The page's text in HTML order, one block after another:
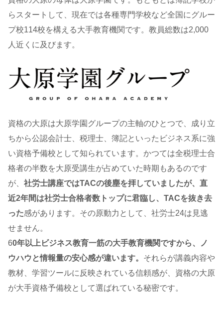
らスタートして、現在では各種専門学校など全国にグルー
プ校114校を構える大手教育機関です。教員総数は2,000
人近くに及びます。
資格の大原は大原学園グループの主軸のひとつで、成り立
ちから公認会計士、税理士、簿記といったビジネス系に強
い資格予備校として知られています。かつては全税理士合
格者の半数を大原受講生が占めていた時期もあるのです
が、 社労士講座ではTACの後塵を拝していましたが、直
近2年間は社労士合格者数トップに君臨し、TACを抜き去
った感があります。その原動力として、社労士24は見逃
せません。
60年以上ビジネス教育一筋の大手教育機関ですから、ノ
ウハウと情報量の安心感が違います。 それらが講義内容や
教材、学習ツールに反映されている信頼感が、資格の大原
が大手資格予備校として選ばれている秘密です。